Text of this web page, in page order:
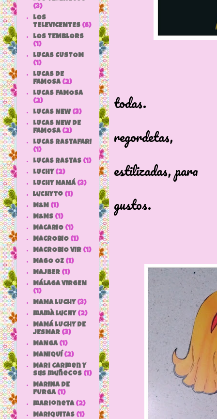
todas.
regordetas,
estilizadas, para
gustos.
(3)
LOS
TELEVICENTES (6)
LOS TEMBLORS
(1)
LUCAS CUSTOM
(1)
LUCAS DE
FAMOSA (2)
LUCAS FAMOSA
(2)
LUCAS NEW (3)
LUCAS NEW DE
FAMOSA (2)
LUCAS RASTAFARI
(1)
LUCAS RASTAS (1)
LUCHY (2)
LUCHY MAMÁ (3)
luchyto (1)
M&M (1)
M&MS (1)
MACARIO (1)
MACROBIO (1)
MACROBIO VIR (1)
MAGO OZ (1)
MAJBER (1)
MÁLAGA VIRGEN
(1)
MAMA LUCHY (3)
mamà luchy (2)
MAMÁ LUCHY DE
JESMAR (3)
MANGA (1)
MANIQUÍ (2)
Mari Carmen y
sus muñecos (1)
MARINA DE
FURGA (1)
marioneta (2)
MARIQUITAS (1)